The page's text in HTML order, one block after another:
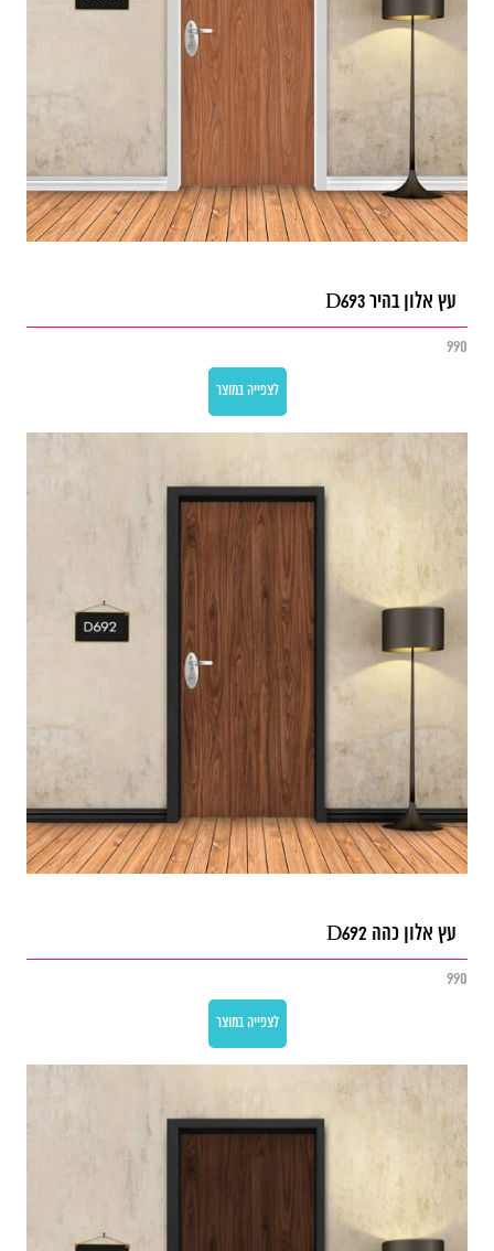
עץ אלון בהיר D693
990
לצפייה במוצר
עץ אלון כהה D692
990
לצפייה במוצר